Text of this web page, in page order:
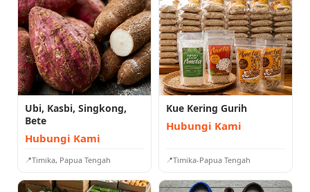
Ubi, Kasbi, Singkong,
Bete
Hubungi Kami
Timika, Papua Tengah
Kue Kering Gurih
Hubungi Kami
Timika-Papua Tengah